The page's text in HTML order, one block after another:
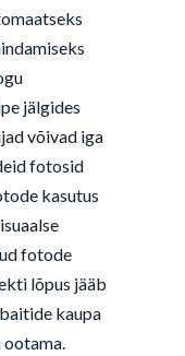
jälgides
võivad iga
fotosid
kasutus
fotode
lõpus jääb
kaupa